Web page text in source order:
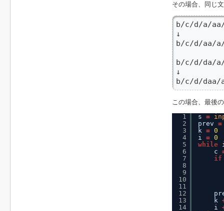
その場合、同じ
b/c/d/a/
↓
b/c/d/aa/
b/c/d/da/
↓
b/c/d/daa/
この場合、最後
1
2
3
4
5
6
7
8
9
10
11
12
13
14
s =
prev =
k = 0
i = 0
while
c
if
k
i